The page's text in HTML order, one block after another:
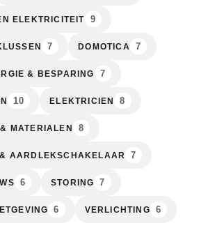
ELEKTRICITEIT 9
7 DOMOTICA 7
& BESPARING 7
10 ELEKTRICIEN 8
MATERIALEN 8
AARDLEKSCHAKELAAR 7
6 STORING 7
6 VERLICHTING 6